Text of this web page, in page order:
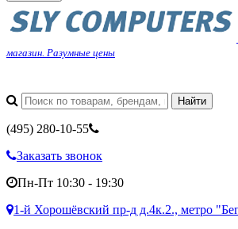
магазин. Разумные цены
(495) 280-10-55
Заказать звонок
Пн-Пт 10:30 - 19:30
1-й Хорошёвский пр-д д.4к.2., метро